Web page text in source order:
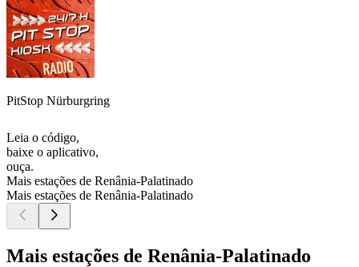
PitStop Nürburgring
Leia o código,
baixe o aplicativo,
ouça.
Mais estações de Renânia-Palatinado
Mais estações de Renânia-Palatinado
Mais estações de Renânia-Palatinado